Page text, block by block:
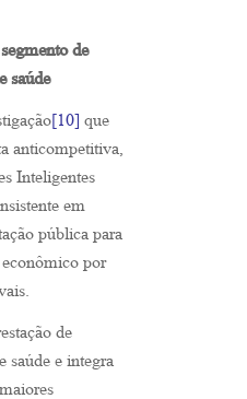
de
saúde
[10] que
anticompetitiva,
Inteligentes
em
pública para
por
de
saúde e integra